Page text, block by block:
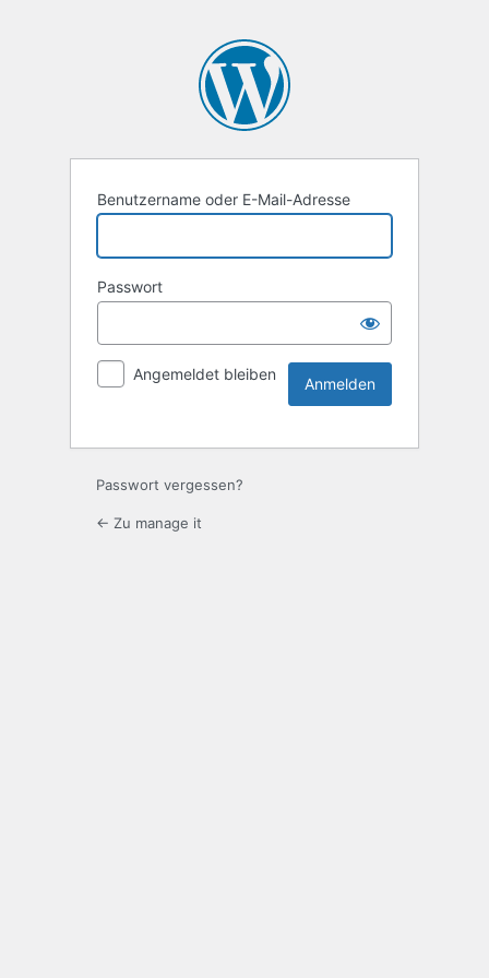
Benutzername oder E-Mail-Adresse
Passwort
Angemeldet bleiben
Passwort vergessen?
← Zu manage it